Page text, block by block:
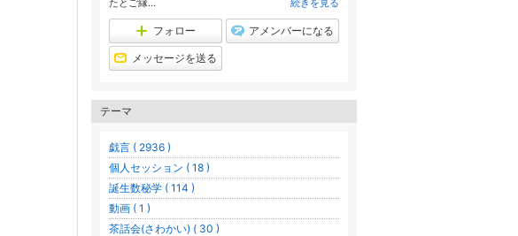
たとご縁...
続きを見る
フォロー アメンバーになる
メッセージを送る
テーマ
戯言 ( 2936 )
個人セッション ( 18 )
誕生数秘学 ( 114 )
動画 ( 1 )
茶話会(さわかい) ( 30 )